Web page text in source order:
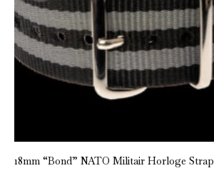
18mm “Bond” NATO Militair Horloge Strap